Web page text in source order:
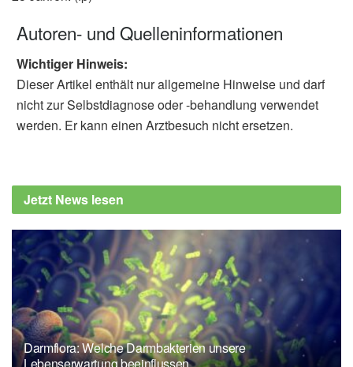
Autoren- und Quelleninformationen
Wichtiger Hinweis:
Dieser Artikel enthält nur allgemeine Hinweise und darf
nicht zur Selbstdiagnose oder -behandlung verwendet
werden. Er kann einen Arztbesuch nicht ersetzen.
Jetzt News lesen
Darmflora: Welche Darmbakterien unsere
Lebenserwartung beeinflussen